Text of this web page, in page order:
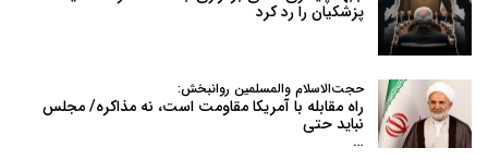
پزشکیان را رد کرد
حجت‌الاسلام والمسلمین روانبخش:
راه مقابله با آمریکا مقاومت است، نه مذاکره/ مجلس
نباید حتی
…